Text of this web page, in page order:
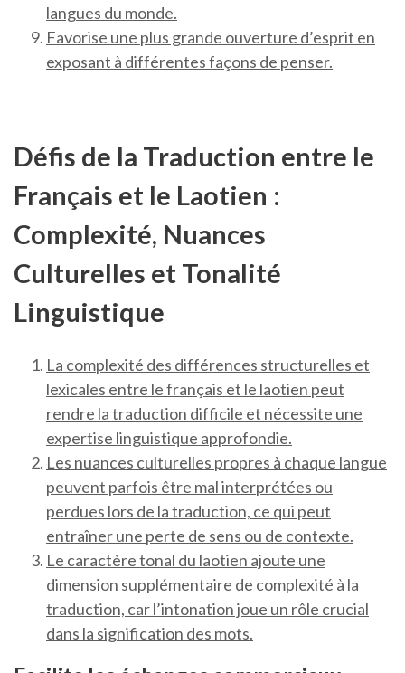
langues du monde.
Favorise une plus grande ouverture d’esprit en
exposant à différentes façons de penser.
Défis de la Traduction entre le
Français et le Laotien :
Complexité, Nuances
Culturelles et Tonalité
Linguistique
La complexité des différences structurelles et
lexicales entre le français et le laotien peut
rendre la traduction difficile et nécessite une
expertise linguistique approfondie.
Les nuances culturelles propres à chaque langue
peuvent parfois être mal interprétées ou
perdues lors de la traduction, ce qui peut
entraîner une perte de sens ou de contexte.
Le caractère tonal du laotien ajoute une
dimension supplémentaire de complexité à la
traduction, car l’intonation joue un rôle crucial
dans la signification des mots.